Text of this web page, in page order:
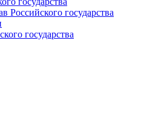
Российского государства
государства